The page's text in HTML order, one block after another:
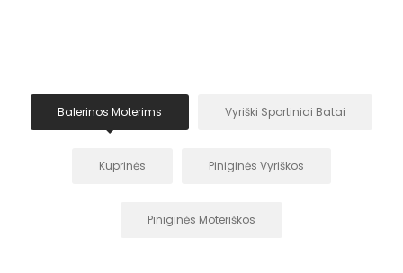
Balerinos Moterims Vyriški Sportiniai Batai
Kuprinės Piniginės Vyriškos
Piniginės Moteriškos